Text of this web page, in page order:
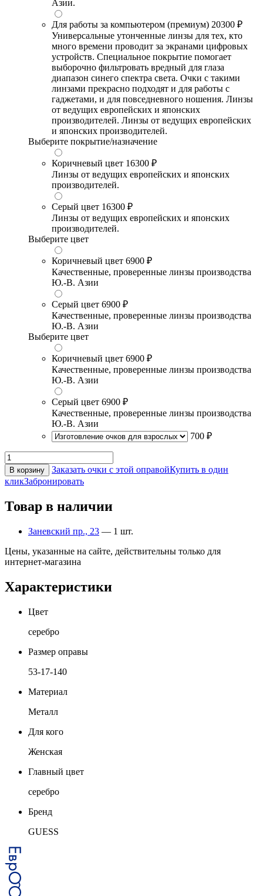
Азии.
Для работы за компьютером (премиум) 20300 ₽
Универсальные утонченные линзы для тех, кто
много времени проводит за экранами цифровых
устройств. Специальное покрытие помогает
выборочно фильтровать вредный для глаза
диапазон синего спектра света. Очки с такими
линзами прекрасно подходят и для работы с
гаджетами, и для повседневного ношения. Линзы
от ведущих европейских и японских
производителей. Линзы от ведущих европейских
и японских производителей.
Выберите покрытие/назначение
Коричневый цвет 16300 ₽
Линзы от ведущих европейских и японских
производителей.
Серый цвет 16300 ₽
Линзы от ведущих европейских и японских
производителей.
Выберите цвет
Коричневый цвет 6900 ₽
Качественные, проверенные линзы производства
Ю.-В. Азии
Серый цвет 6900 ₽
Качественные, проверенные линзы производства
Ю.-В. Азии
Выберите цвет
Коричневый цвет 6900 ₽
Качественные, проверенные линзы производства
Ю.-В. Азии
Серый цвет 6900 ₽
Качественные, проверенные линзы производства
Ю.-В. Азии
700 ₽
В корзину Заказать очки с этой оправойКупить в один
кликЗабронировать
Товар в наличии
Заневский пр., 23 — 1 шт.
Цены, указанные на сайте, действительны только для
интернет-магазина
Характеристики
Цвет
серебро
Размер оправы
53-17-140
Материал
Металл
Для кого
Женская
Главный цвет
серебро
Бренд
GUESS